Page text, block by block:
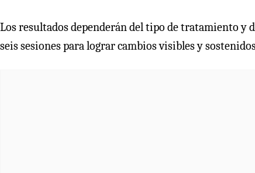
Los resultados dependerán del tipo de tratamiento y
seis sesiones para lograr cambios visibles y